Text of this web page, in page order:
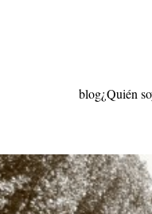
blog¿Quién